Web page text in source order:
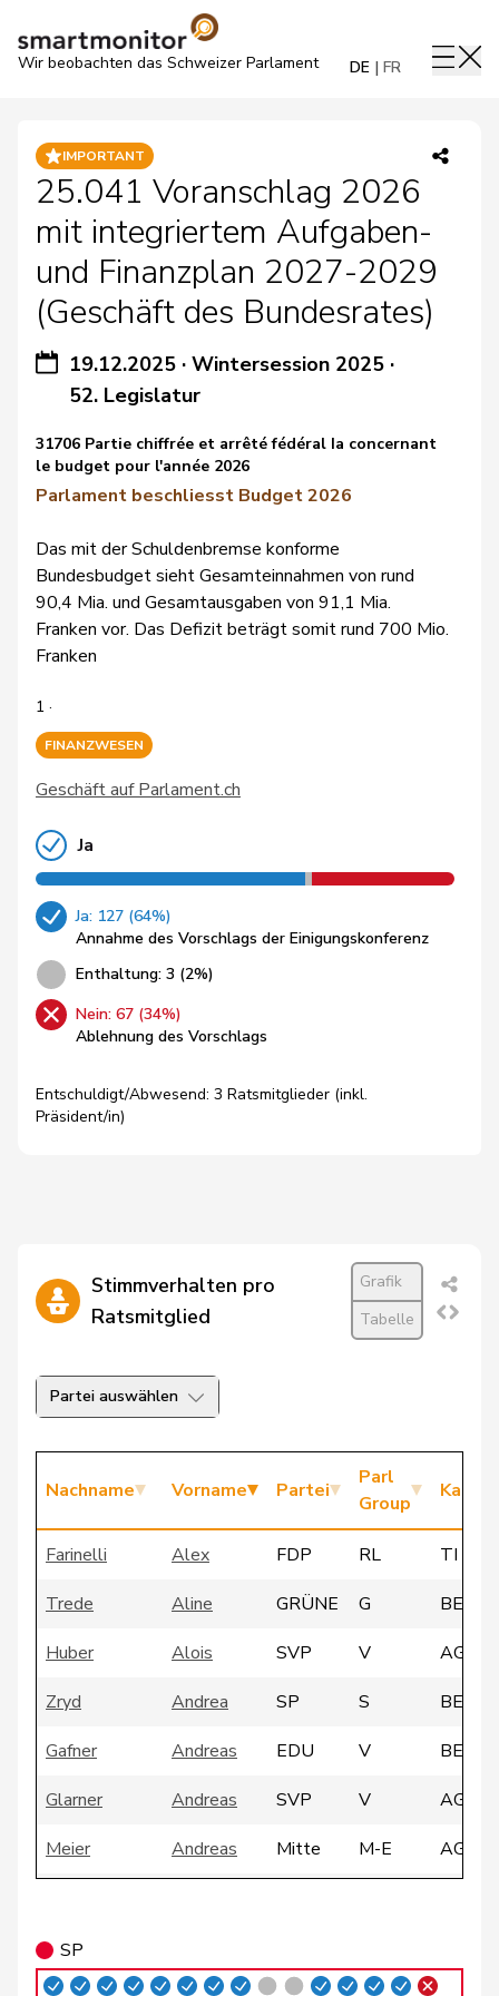
Wir beobachten das Schweizer Parlament DE FR
IMPORTANT
25.041 Voranschlag 2026
mit integriertem Aufgaben-
und Finanzplan 2027-2029
(Geschäft des Bundesrates)
19.12.2025 ·Wintersession 2025 ·
52. Legislatur
31706 Partie chiffrée et arrêté fédéral Ia concernant
le budget pour l'année 2026
Parlament beschliesst Budget 2026
Das mit der Schuldenbremse konforme
Bundesbudget sieht Gesamteinnahmen von rund
90,4 Mia. und Gesamtausgaben von 91,1 Mia.
Franken vor. Das Defizit beträgt somit rund 700 Mio.
Franken
1 ·
FINANZWESEN
Geschäft auf Parlament.ch
Ja
Ja: 127 (64%)
Annahme des Vorschlags der Einigungskonferenz
Enthaltung: 3 (2%)
Nein: 67 (34%)
Ablehnung des Vorschlags
Entschuldigt/Abwesend: 3 Ratsmitglieder (inkl.
Präsident/in)
Stimmverhalten pro
Ratsmitglied
Grafik
Tabelle
Partei auswählen
Nachname Vorname Partei
Parl
Group
Farinelli Alex FDP RL
TI
Trede
Aline GRÜNE G
BE
Huber
Alois SVP V
AG
Zryd
Andrea SP S
BE
Gafner
Andreas EDU V
BE
Glarner
Andreas SVP V
AG
Meier
Andreas Mitte M-E
AG
Giacometti
SP